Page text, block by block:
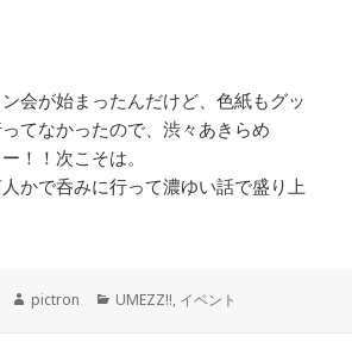
会が始まったんだけど、色紙もグッ
てなかったので、渋々あきらめ
！！次こそは。
かで呑みに行って濃ゆい話で盛り上
作
pictron
カ
UMEZZ!!, イベント